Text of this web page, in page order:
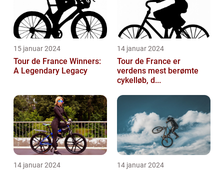
15 januar 2024
Tour de France Winners:
A Legendary Legacy
14 januar 2024
Tour de France er
verdens mest berømte
cykelløb, d...
14 januar 2024 14 januar 2024